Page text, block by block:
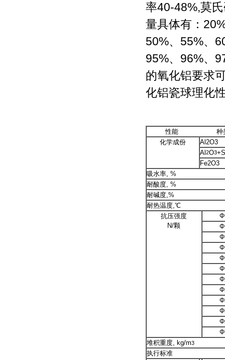
率40-48%,莫
量具体有：
50%、55%、
95%、96%、
的氧化铝要求
化铝瓷球理化
性能 种
化学成份
Al2O3
Al 2O3
Fe2O3
吸水率, %
耐酸度, %
耐碱度,%
耐热温度,℃
抗压强度
N/颗
Φ
Φ
Φ
堆积重度, kg/m3
执行标准